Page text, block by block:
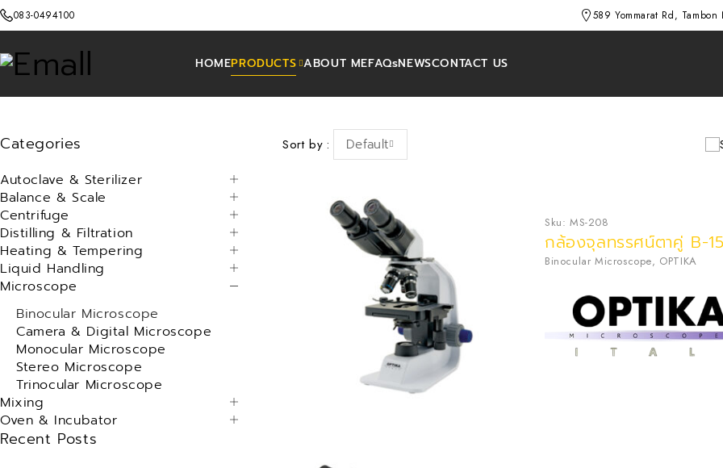
083-0494100 589 Yommarat Rd,
HOMEPRODUCTS ABOUT MEFAQsNEWSCONTACT US
Categories
Autoclave & Sterilizer
Balance & Scale
Centrifuge
Distilling & Filtration
Heating & Tempering
Liquid Handling
Microscope
Binocular Microscope
Camera & Digital Microscope
Monocular Microscope
Stereo Microscope
Trinocular Microscope
Mixing
Oven & Incubator
Recent Posts
Sort by Default
Sku: MS-208
กล้องจุลทรรศน์ตาคู่ B-
Binocular Microscope, OPTIKA